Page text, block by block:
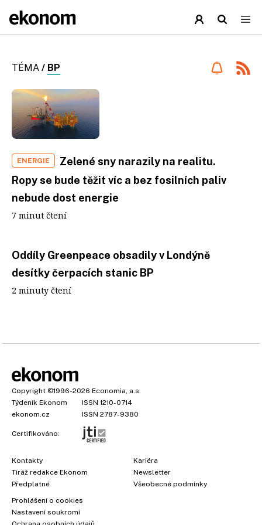
TÉMA / BP
ENERGIE
Zelené sny narazily na realitu.
Ropy se bude těžit víc a bez fosilních paliv
nebude dost energie
7 minut čtení
Oddíly Greenpeace obsadily v Londýně
desítky čerpacích stanic BP
2 minuty čtení
Copyright ©1996-2026 Economia, a.s.
Týdeník Ekonom
ISSN 1210-0714
ekonom.cz
ISSN 2787-9380
Certifikováno:
Kontakty
Tiráž redakce Ekonom
Předplatné
Kariéra
Newsletter
Všeobecné podmínky
Prohlášení o cookies
Nastavení soukromí